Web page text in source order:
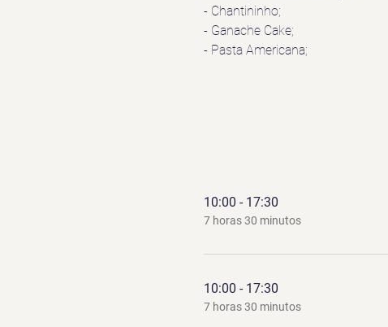
- Chantininho;
- Ganache Cake;
- Pasta Americana;
10:00 - 17:30
7 horas 30 minutos
10:00 - 17:30
7 horas 30 minutos